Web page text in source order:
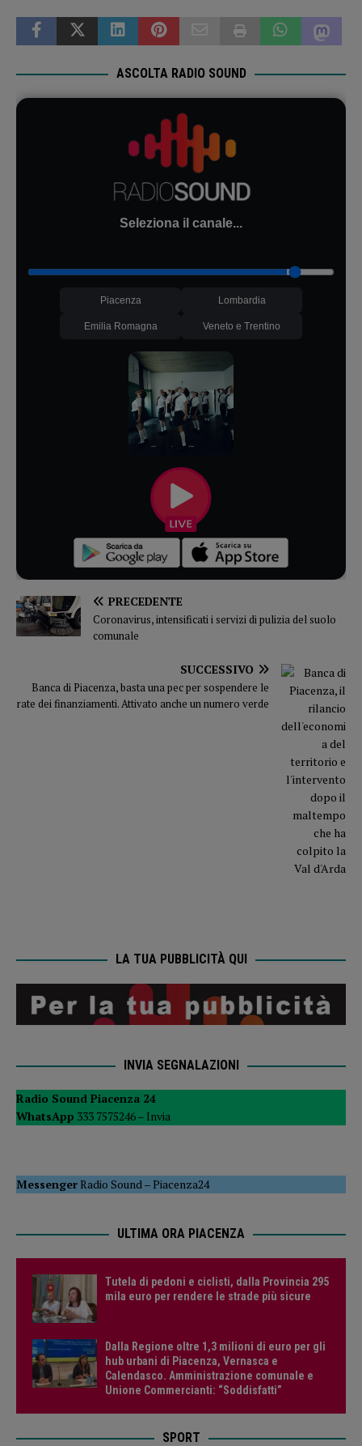
ASCOLTA RADIO SOUND
Seleziona il canale...
Piacenza Lombardia
Emilia Romagna Veneto e Trentino
PRECEDENTE
Coronavirus, intensificati i servizi di pulizia del suolo
comunale
SUCCESSIVO
Banca di Piacenza, basta una pec per sospendere le
rate dei finanziamenti. Attivato anche un numero verde
LA TUA PUBBLICITÀ QUI
INVIA SEGNALAZIONI
Radio Sound Piacenza 24
WhatsApp 333 7575246 – Invia
MessengerRadio Sound–Piacenza24
ULTIMA ORA PIACENZA
Tutela di pedoni e ciclisti, dalla Provincia 295
mila euro per rendere le strade più sicure
Dalla Regione oltre 1,3 milioni di euro per gli
hub urbani di Piacenza, Vernasca e
Calendasco. Amministrazione comunale e
Unione Commercianti: “Soddisfatti”
SPORT